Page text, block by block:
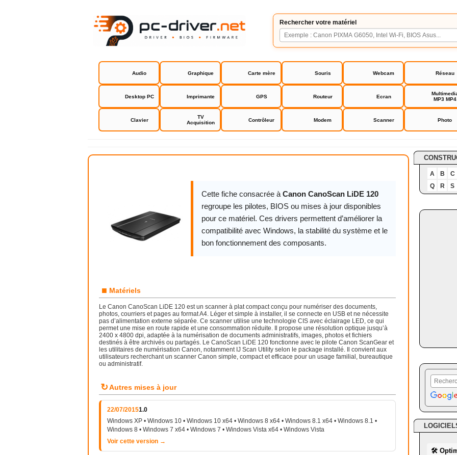
Rechercher votre matériel
Audio Graphique Carte mère Souris Webcam Réseau
Desktop PC Imprimante GPS Routeur Ecran
MP3 MP4
Clavier
TV
Acquisition
Contrôleur Modem Scanner Photo
Canon CanoScan LiDE 120
Cette fiche consacrée à Canon CanoScan LiDE 120
regroupe les pilotes, BIOS ou mises à jour disponibles
pour ce matériel. Ces drivers permettent d’améliorer la
compatibilité avec Windows, la stabilité du système et le
bon fonctionnement des composants.
■ Matériels
Le Canon CanoScan LiDE 120 est un scanner à plat compact conçu pour numériser des documents,
photos, courriers et pages au format A4. Léger et simple à installer, il se connecte en USB et ne nécessite
pas d’alimentation externe séparée. Ce scanner utilise une technologie CIS avec éclairage LED, ce qui
permet une mise en route rapide et une consommation réduite. Il propose une résolution optique jusqu’à
2400 x 4800 dpi, adaptée à la numérisation de documents administratifs, images, photos et fichiers
destinés à être archivés ou partagés. Le CanoScan LiDE 120 fonctionne avec le pilote Canon ScanGear et
les utilitaires de numérisation Canon, notamment IJ Scan Utility selon le package installé. Il convient aux
utilisateurs recherchant un scanner Canon simple, compact et efficace pour un usage familial, bureautique
ou administratif.
↻Autres mises à jour
22/07/20151.0
Windows XP • Windows 10 • Windows 10 x64 • Windows 8 x64 • Windows 8.1 x64 • Windows 8.1 •
Windows 8 • Windows 7 x64 • Windows 7 • Windows Vista x64 • Windows Vista
Voir cette version →
A B
C
Q
R S
🛠